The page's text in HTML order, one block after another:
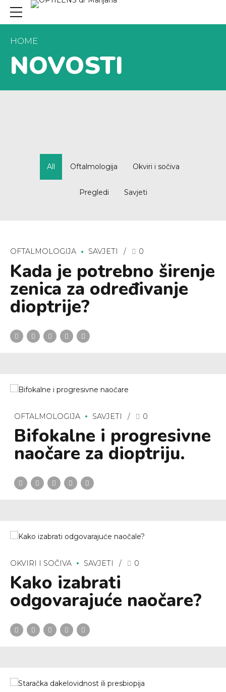
HOME
NOVOSTI
All Oftalmologija Okviri i sočiva
Pregledi Savjeti
OFTALMOLOGIJA SAVJETI 0
Kada je potrebno širenje
zenica za određivanje
dioptrije?
OFTALMOLOGIJA SAVJETI 0
Bifokalne i progresivne
naočare za dioptriju.
OKVIRI I SOČIVA SAVJETI 0
Kako izabrati
odgovarajuće naočare?